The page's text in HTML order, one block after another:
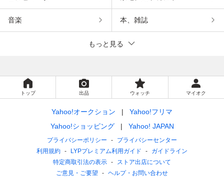
音楽 本、雑誌
もっと見る
トップ 出品 ウォッチ マイオク
Yahoo!オークション
Yahoo!フリマ
Yahoo!ショッピング
Yahoo! JAPAN
プライバシーポリシー
プライバシーセンター
利用規約
LYPプレミアム利用ガイド
ガイドライン
特定商取引法の表示
ストア出店について
ご意見・ご要望
ヘルプ・お問い合わせ